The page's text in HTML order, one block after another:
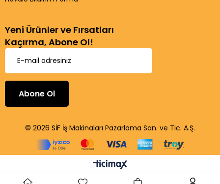
Yeni Ürünler ve Fırsatları
Kaçırma, Abone Ol!
Abone Ol
© 2026 SİF İş Makinaları Pazarlama San. ve Tic. A.Ş.